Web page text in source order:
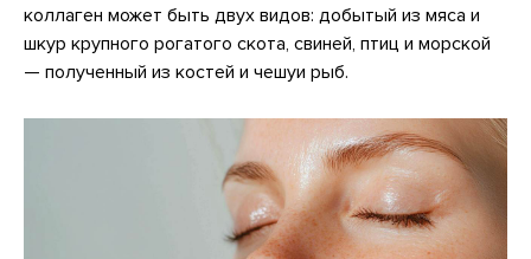
коллаген может быть двух видов: добытый из мяса и
шкур крупного рогатого скота, свиней, птиц и морской
— полученный из костей и чешуи рыб.